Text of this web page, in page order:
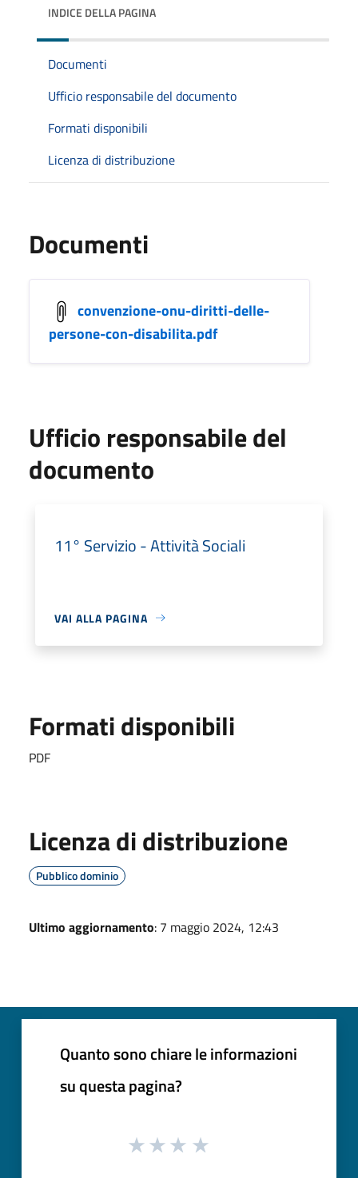
INDICE DELLA PAGINA
Documenti
Ufficio responsabile del documento
Formati disponibili
Licenza di distribuzione
Documenti
convenzione-onu-diritti-delle-
persone-con-disabilita.pdf
Ufficio responsabile del
documento
11° Servizio - Attività Sociali
VAI ALLA PAGINA
Formati disponibili
PDF
Licenza di distribuzione
Pubblico dominio
Ultimo aggiornamento: 7 maggio 2024, 12:43
Quanto sono chiare le informazioni
su questa pagina?